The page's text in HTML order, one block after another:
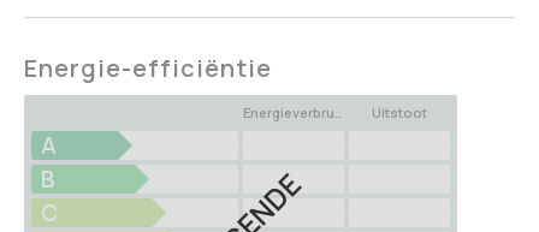
Energie-efficiëntie
Energieverbruik Uitstoot
A
B
C